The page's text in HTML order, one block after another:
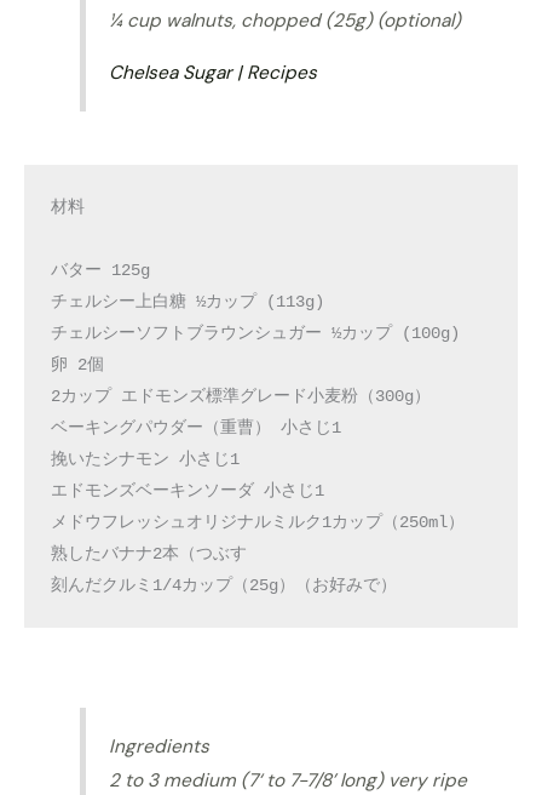
¼ cup walnuts, chopped (25g) (optional)
Chelsea Sugar | Recipes
材料
バター 125g
チェルシー上白糖 ½カップ (113g)
チェルシーソフトブラウンシュガー ½カップ (100g)
卵 2個
2カップ エドモンズ標準グレード小麦粉（300g）
ベーキングパウダー（重曹） 小さじ1
挽いたシナモン 小さじ1
エドモンズベーキンソーダ 小さじ1
メドウフレッシュオリジナルミルク1カップ（250ml）
熟したバナナ2本（つぶす
刻んだクルミ1/4カップ（25g）（お好みで）
Ingredients
2 to 3 medium (7‘ to 7-7/8’ long) very ripe